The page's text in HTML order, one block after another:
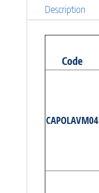
Description
Code
CAPOLAVM04